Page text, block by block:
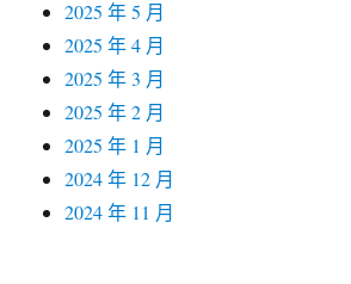
2025 年 5 月
2025 年 4 月
2025 年 3 月
2025 年 2 月
2025 年 1 月
2024 年 12 月
2024 年 11 月